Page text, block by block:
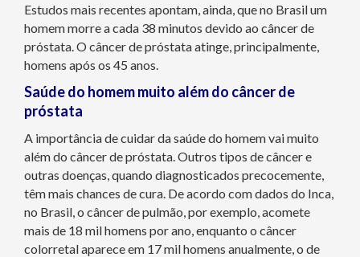
Estudos mais recentes apontam, ainda, que no Brasil um
homem morre a cada 38 minutos devido ao câncer de
próstata. O câncer de próstata atinge, principalmente,
homens após os 45 anos.
Saúde do homem muito além do câncer de
próstata
A importância de cuidar da saúde do homem vai muito
além do câncer de próstata. Outros tipos de câncer e
outras doenças, quando diagnosticados precocemente,
têm mais chances de cura. De acordo com dados do Inca,
no Brasil, o câncer de pulmão, por exemplo, acomete
mais de 18 mil homens por ano, enquanto o câncer
colorretal aparece em 17 mil homens anualmente, o de